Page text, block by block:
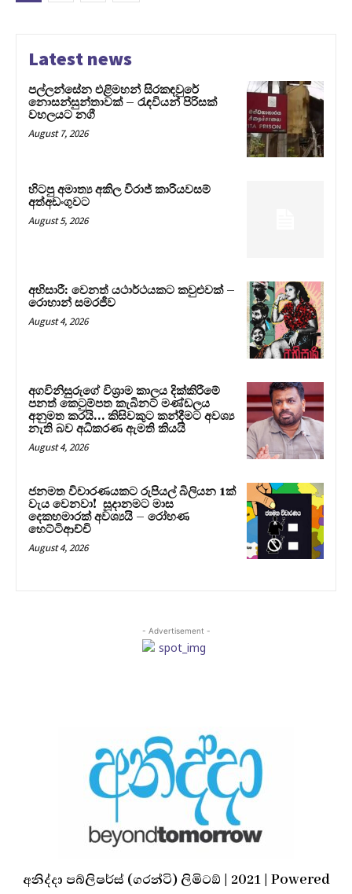
Latest news
පල්ලන්සේන එළිමහන් සිරකඳවුරේ
නොසන්සුන්තාවක් – රැඳවියන් පිරිසක්
වහලයට නගී
August 7, 2026
හිටපු අමාත්‍ය අකිල විරාජ් කාරියවසම්
අත්අඩංගුවට
August 5, 2026
අභිසාරී: වෙනත් යථාර්ථයකට කවුළුවක් –
රොහාන් සමරජීව
August 4, 2026
අගවිනිසුරුගේ විශ්‍රාම කාලය දික්කිරීමේ
පනත් කෙටුම්පත කැබිනට් මණ්ඩලය
අනුමත කරයි… කිසිවකුට කන්දීමට අවශ්‍ය
නැති බව අධිකරණ ඇමති කියයි
August 4, 2026
ජනමත විචාරණයකට රුපියල් බිලියන 1ක්
වැය වෙනවා! සූදානමට මාස
දෙකහමාරක් අවශ්‍යයි – රෝහණ
හෙට්ටිආච්චි
August 4, 2026
- Advertisement -
අනිද්දා පබ්ලිෂර්ස් (ගරන්ටි) ලිමිටඞ් | 2021 | Powered